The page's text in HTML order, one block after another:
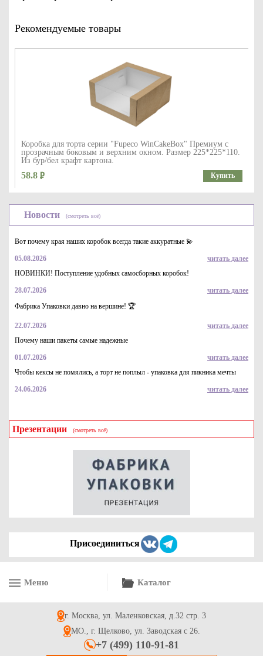
Рекомендуемые товары
Коробка для торта серии "Fupeco WinCakeBox" Премиум с
прозрачным боковым и верхним окном. Размер 225*225*110.
Из бур/бел крафт картона.
58.8 Купить
Упаковка для пирожных 190*185*75мм с круговым окном,
серии "Fupeco RWinCakeBox" Премиум, бел/бел
48.3 Купить
Коробка для торта 190*185*75мм с круговым окном, серии
"Fupeco RWinCakeBox" Премиум, бур/бел
Пластиковый контейнер для Бенто торта Эконом, р-р
Новости (смотреть всё)
Вот почему края наших коробок всегда такие аккуратные 💫
05.08.2026
читать далее
НОВИНКИ! Поступление удобных самосборных коробок!
28.07.2026
читать далее
Фабрика Упаковки давно на вершине! 🏆
22.07.2026
читать далее
Почему наши пакеты самые надежные
01.07.2026
читать далее
Чтобы кексы не помялись, а торт не поплыл - упаковка для пикника мечты
24.06.2026 читать далее
Презентации (смотреть всё)
Присоединиться
Меню Каталог
г. Москва, ул. Маленковская, д.32 стр. 3
МО., г. Щелково, ул. Заводская с 26.
+7 (499) 110-91-81